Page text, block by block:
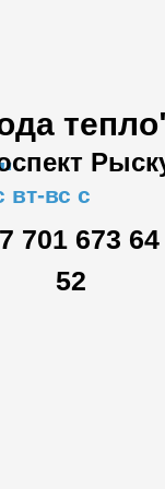
вс с
701 673 64
52